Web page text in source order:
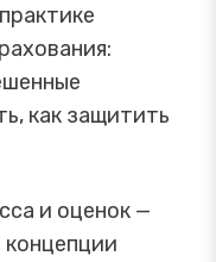
как защитить
и оценок —